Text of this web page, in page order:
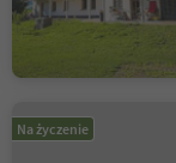
Na życzenie